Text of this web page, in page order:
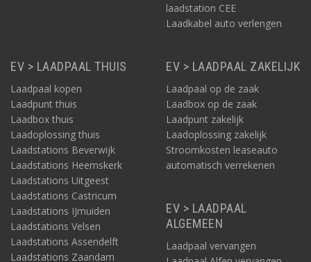
laadstation CEE
Laadkabel auto verlengen
EV > LAADPAAL THUIS
Laadpaal kopen
Laadpunt thuis
Laadbox thuis
Laadoplossing thuis
Laadstations Beverwijk
Laadstations Heemskerk
Laadstations Uitgeest
Laadstations Castricum
Laadstations IJmuiden
Laadstations Velsen
Laadstations Assendelft
Laadstations Zaandam
EV > LAADPAAL ZAKELIJK
Laadpaal op de zaak
Laadbox op de zaak
Laadpunt zakelijk
Laadoplossing zakelijk
Stroomkosten leaseauto
automatisch verrekenen
EV > LAADPAAL
ALGEMEEN
Laadpaal vervangen